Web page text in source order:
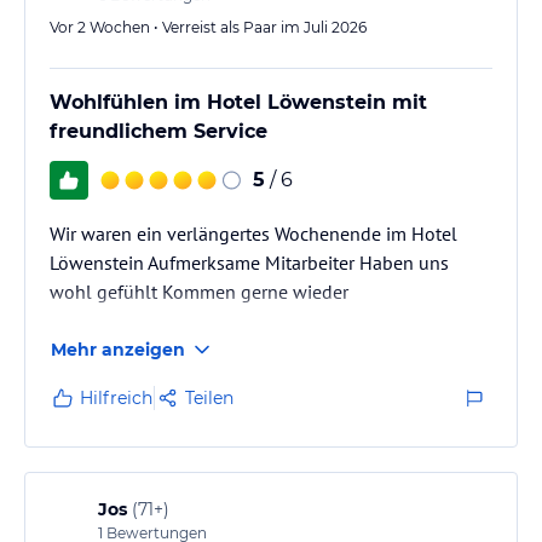
Dauer Ihres Aufenthalts können Sie kostenfrei die Privatparkplätze
Hinweis: Allgemeine und unverbindliche
ohne Gewähr und ohne Prüfung durch HolidayCheck. Bitte
lies vor der Buchung die verbindlichen
jeweiligen Veranstalters.
Vor 2 Wochen • Verreist als Paar im Juli 2026
Wohlfühlen im Hotel Löwenstein mit
freundlichem Service
5 / 6
Wir waren ein verlängertes Wochenende im Hotel
Löwenstein Aufmerksame Mitarbeiter Haben uns
wohl gefühlt Kommen gerne wieder
Mehr anzeigen
Hilfreich Teilen
Jos (71+)
1 Bewertungen